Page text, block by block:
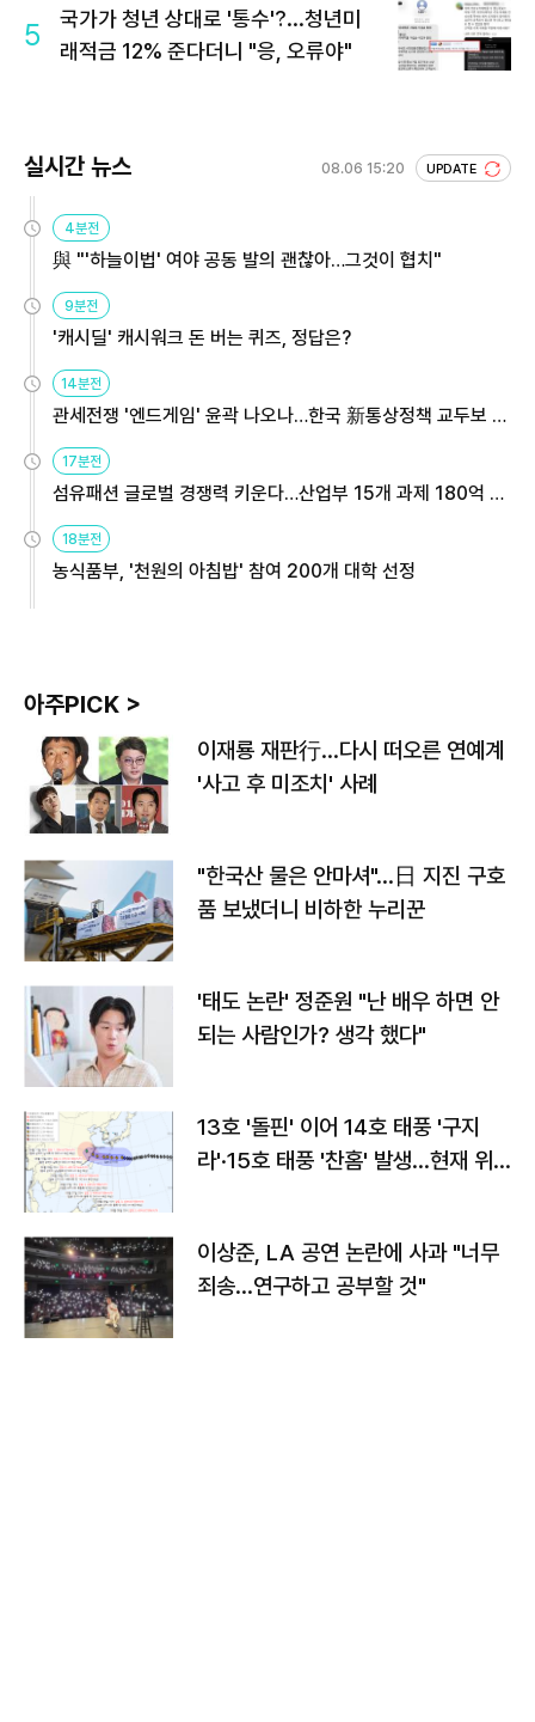
5
국가가 청년 상대로 '통수'?...청년미
래적금 12% 준다더니 "응, 오류야"
실시간 뉴스 08.06 15:20 UPDATE
4분전
與 "'하늘이법' 여야 공동 발의 괜찮아…그것이 협치"
9분전
'캐시딜' 캐시워크 돈 버는 퀴즈, 정답은?
14분전
관세전쟁 '엔드게임' 윤곽 나오나…한국 新통상정책 교두보 활
용해야
17분전
섬유패션 글로벌 경쟁력 키운다…산업부 15개 과제 180억 지
원
18분전
농식품부, '천원의 아침밥' 참여 200개 대학 선정
아주PICK >
이재룡 재판行…다시 떠오른 연예계
'사고 후 미조치' 사례
"한국산 물은 안마셔"…日 지진 구호
품 보냈더니 비하한 누리꾼
'태도 논란' 정준원 "난 배우 하면 안
되는 사람인가? 생각 했다"
13호 '돌핀' 이어 14호 태풍 '구지
라'·15호 태풍 '찬홈' 발생…현재 위
이상준, LA 공연 논란에 사과 "너무
죄송…연구하고 공부할 것"